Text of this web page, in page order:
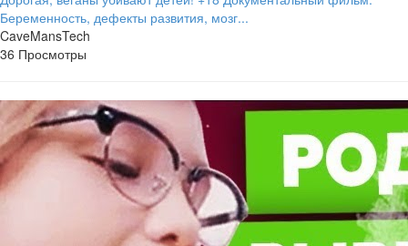
Беременность, дефекты развития, мозг...
CaveMansTech
36 Просмотры